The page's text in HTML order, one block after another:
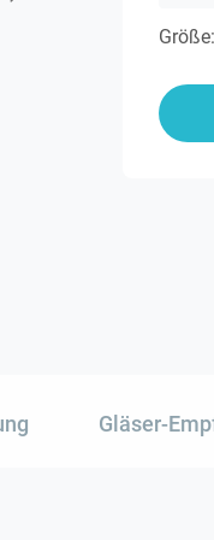
Größe:
Gläser-